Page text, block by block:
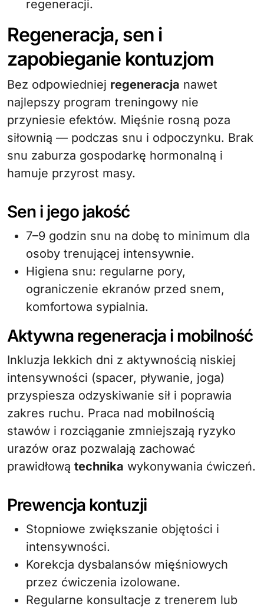
regeneracji.
Regeneracja, sen i
zapobieganie kontuzjom
Bez odpowiedniej regeneracja nawet
najlepszy program treningowy nie
przyniesie efektów. Mięśnie rosną poza
siłownią — podczas snu i odpoczynku. Brak
snu zaburza gospodarkę hormonalną i
hamuje przyrost masy.
Sen i jego jakość
7–9 godzin snu na dobę to minimum dla
osoby trenującej intensywnie.
Higiena snu: regularne pory,
ograniczenie ekranów przed snem,
komfortowa sypialnia.
Aktywna regeneracja i mobilność
Inkluzja lekkich dni z aktywnością niskiej
intensywności (spacer, pływanie, joga)
przyspiesza odzyskiwanie sił i poprawia
zakres ruchu. Praca nad mobilnością
stawów i rozciąganie zmniejszają ryzyko
urazów oraz pozwalają zachować
prawidłową technika wykonywania ćwiczeń.
Prewencja kontuzji
Stopniowe zwiększanie objętości i
intensywności.
Korekcja dysbalansów mięśniowych
przez ćwiczenia izolowane.
Regularne konsultacje z trenerem lub